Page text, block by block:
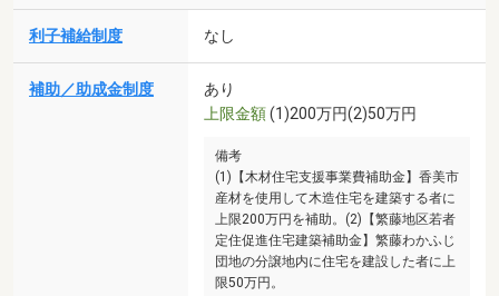
利子補給制度 なし
補助／助成金制度
あり
上限金額(1)200万円(2)50万円
備考
(1)【木材住宅支援事業費補助金】香美市
産材を使用して木造住宅を建築する者に
上限200万円を補助。(2)【繁藤地区若者
定住促進住宅建築補助金】繁藤わかふじ
団地の分譲地内に住宅を建設した者に上
限50万円。